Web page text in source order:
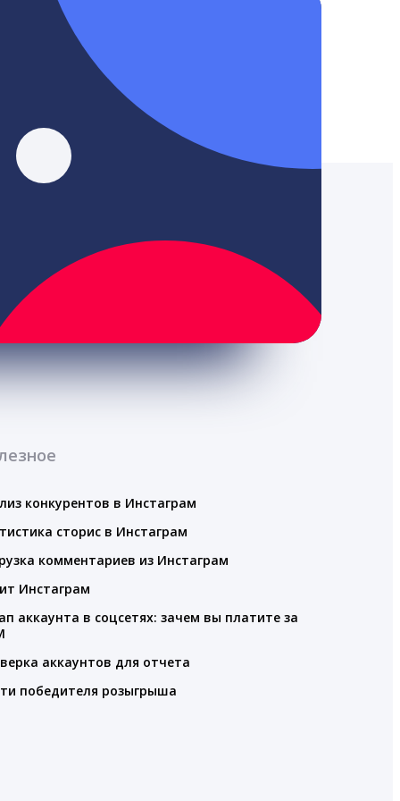
конкурентов в Инстаграм
сторис в Инстаграм
комментариев из Инстаграм
Инстаграм
аккаунта в соцсетях: зачем вы платите за
аккаунтов для отчета
победителя розыгрыша